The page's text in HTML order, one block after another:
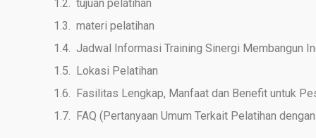
tujuan pelatihan
materi pelatihan
Jadwal Informasi Training Sinergi Membangun
Lokasi Pelatihan
Fasilitas Lengkap, Manfaat dan Benefit untuk
FAQ (Pertanyaan Umum Terkait Pelatihan